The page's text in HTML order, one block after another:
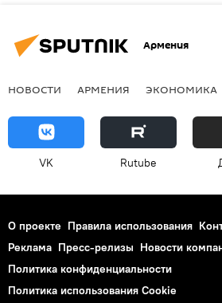
Армения
НОВОСТИ АРМЕНИЯ ЭКОНОМИКА
VK Rutube
О проекте Правила использования
Реклама Пресс-релизы Новости
Политика конфиденциальности
Политика использования Cookie